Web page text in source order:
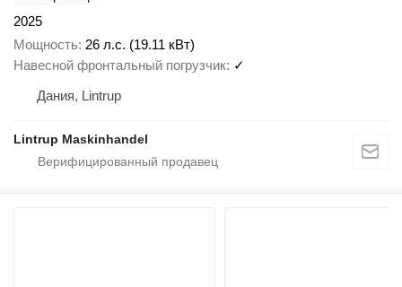
2025
Мощность 26 л.с. (19.11 кВт)
Навесной фронтальный погрузчик ✓
Дания, Lintrup
Lintrup Maskinhandel